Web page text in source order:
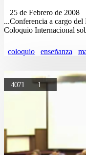
25 de Febrero de 2008
...Conferencia a cargo
Coloquio Internacional
coloquio enseñanza
4071 1